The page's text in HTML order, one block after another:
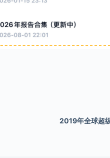
2019年全球超